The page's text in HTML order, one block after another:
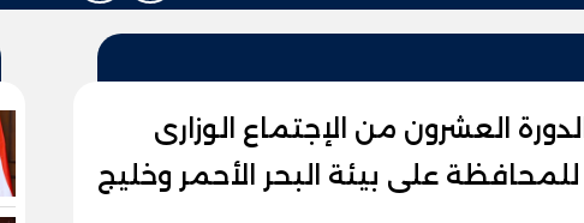
العشرون من الإجتماع الوزارى
على بيئة البحر الأحمر وخليج